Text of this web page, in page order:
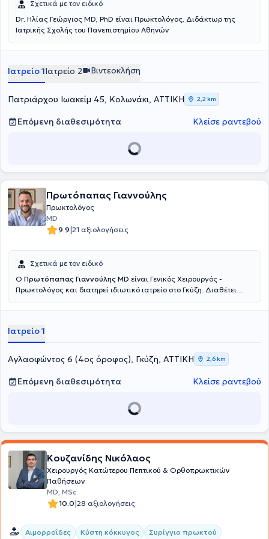
Σχετικά με τον ειδικό
Dr. Ηλίας Γεώργιος MD, PhD είναι Πρωκτολόγος, Διδάκτωρ της
Ιατρικής Σχολής του Πανεπιστημίου Αθηνών
Ιατρείο 1Ιατρείο 2 Βιντεοκλήση
Πατριάρχου Ιωακείμ 45, Κολωνάκι, ΑΤΤΙΚΗ 2,2 km
Επόμενη διαθεσιμότητα Κλείσε ραντεβού
Πρωτόπαπας Γιαννούλης
Πρωκτολόγος
MD
9.9|21 αξιολογήσεις
Σχετικά με τον ειδικό
Ο Πρωτόπαπας Γιαννούλης MD είναι Γενικός Χειρουργός -
Πρωκτολόγος και διατηρεί ιδιωτικό ιατρείο στο Γκύζη. Διαθέτει
Καποδιστριακού Πανεπιστημίου Αθηνών και ειδικεύτηκε στη Γενική
Μετεκπαιδεύτηκε στην Επείγουσα Προνοσοκομειακή Ιατρική και
κατέχει πιστοποίηση ATLS και Definitive Surgical Trauma Care
Course. Είναι συνεργάτης της Αθηναϊκής Κλινικής και του Doctor's
Hospital. Τέλος, είναι μέλος της Ελληνικής Εταιρείας Επούλωσης
Τραύματος και Ελκών και συμμετέχει σε πλήθος συνεδρίων στην
Ελλάδα και το εξωτερικό, στα πλαίσια της συνεχούς κατάρτισης,
Ιατρείο 1
Αγλαοφώντος 6 (4ος όροφος), Γκύζη, ΑΤΤΙΚΗ 2,6 km
Επόμενη διαθεσιμότητα Κλείσε ραντεβού
Κουζανίδης Νικόλαος
Χειρουργός Κατώτερου Πεπτικού & Ορθοπρωκτικών
Παθήσεων
MD, MSc
10.0|28 αξιολογήσεις
Αιμορροΐδες Κύστη κόκκυγος Συρίγγιο πρωκτού